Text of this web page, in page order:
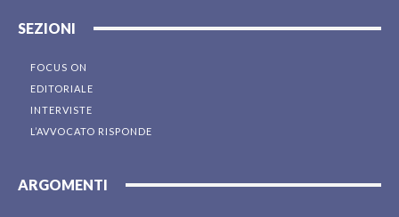
SEZIONI
FOCUS ON
EDITORIALE
INTERVISTE
L’AVVOCATO RISPONDE
ARGOMENTI